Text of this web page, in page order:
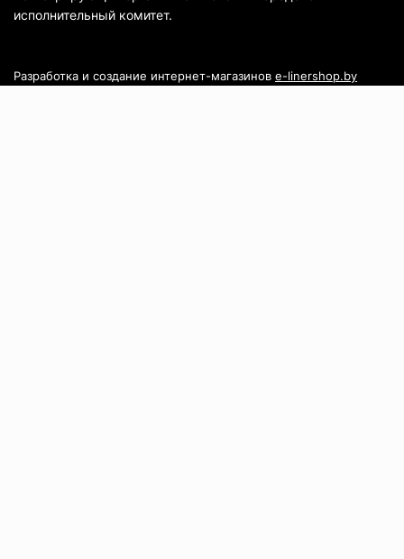
исполнительный комитет.
Разработка и создание интернет-магазинов e-linershop.by